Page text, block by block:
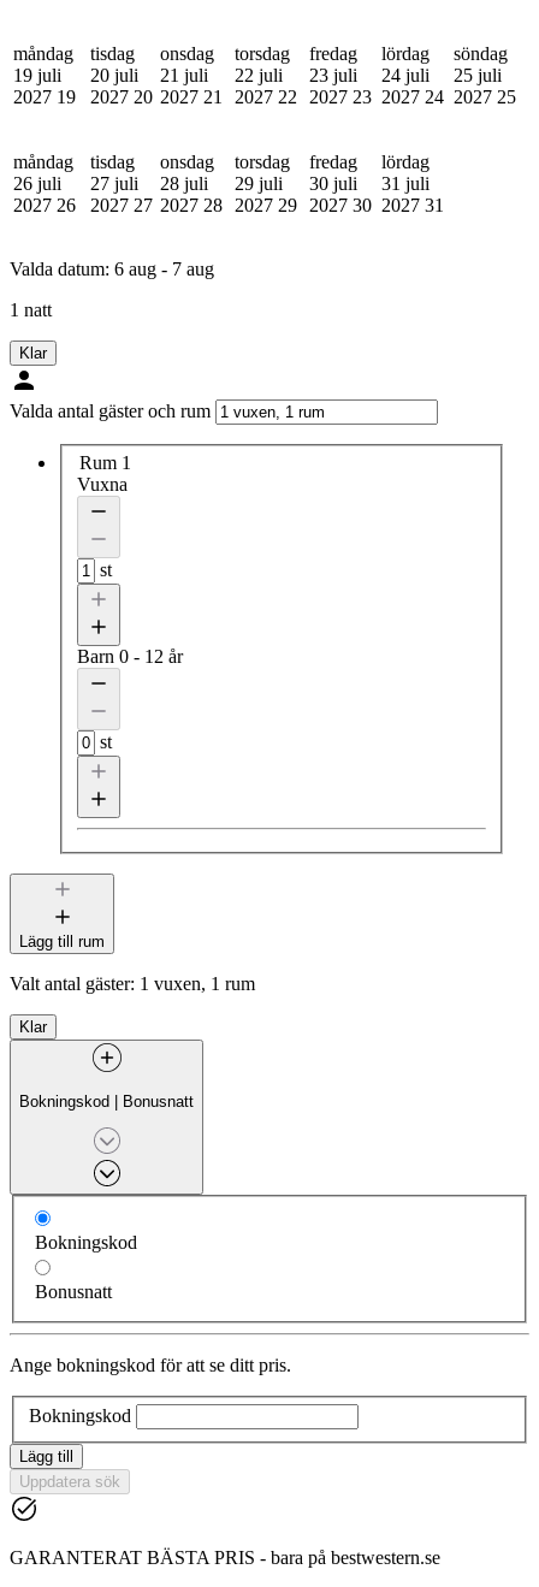
måndag
19 juli
2027 19
tisdag
20 juli
2027 20
onsdag
21 juli
2027 21
torsdag
22 juli
2027 22
fredag
23 juli
2027 23
lördag
24 juli
2027 24
söndag
25 juli
2027 25
måndag
26 juli
2027 26
tisdag
27 juli
2027 27
onsdag
28 juli
2027 28
torsdag
29 juli
2027 29
fredag
30 juli
2027 30
lördag
31 juli
2027 31
Valda datum: 6 aug - 7 aug
1 natt
Klar
Valda antal gäster och rum
Rum 1
Vuxna
st
Barn 0 - 12 år
st
Lägg till rum
Valt antal gäster: 1 vuxen, 1 rum
Klar
Bokningskod | Bonusnatt
Bokningskod
Bonusnatt
Ange bokningskod för att se ditt pris.
Bokningskod
Lägg till
Uppdatera sök
GARANTERAT BÄSTA PRIS - bara på bestwestern.se